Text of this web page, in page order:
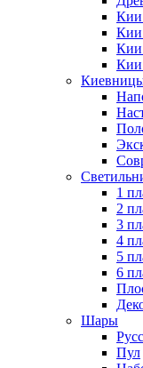
Кии
Кии
Кии
Кии
1
2
3
4
5
6
Шары
Пул